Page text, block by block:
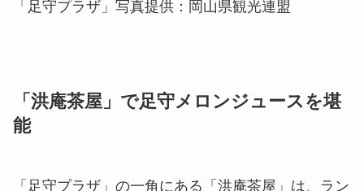
「足守プラザ」写真提供：岡山県観光連盟
「洪庵茶屋」で足守メロンジュースを堪
能
「足守プラザ」の一角にある「洪庵茶屋」は、ラン